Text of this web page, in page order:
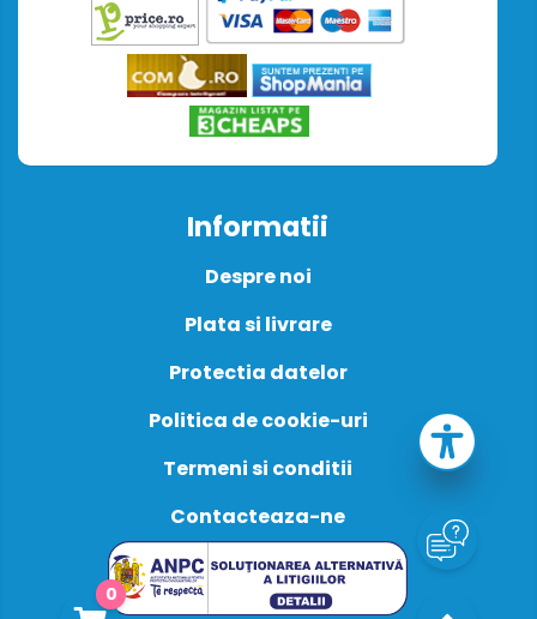
0
Informatii
Despre noi
Plata si livrare
Protectia datelor
Politica de cookie-uri
Termeni si conditii
Contacteaza-ne